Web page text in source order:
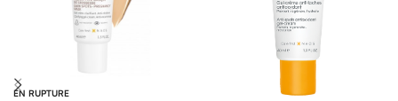
EN RUPTURE